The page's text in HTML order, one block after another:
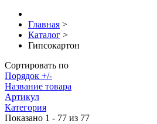
Главная >
Каталог >
Гипсокартон
Сортировать по
Порядок +/-
Название товара
Артикул
Категория
Показано 1 - 77 из 77